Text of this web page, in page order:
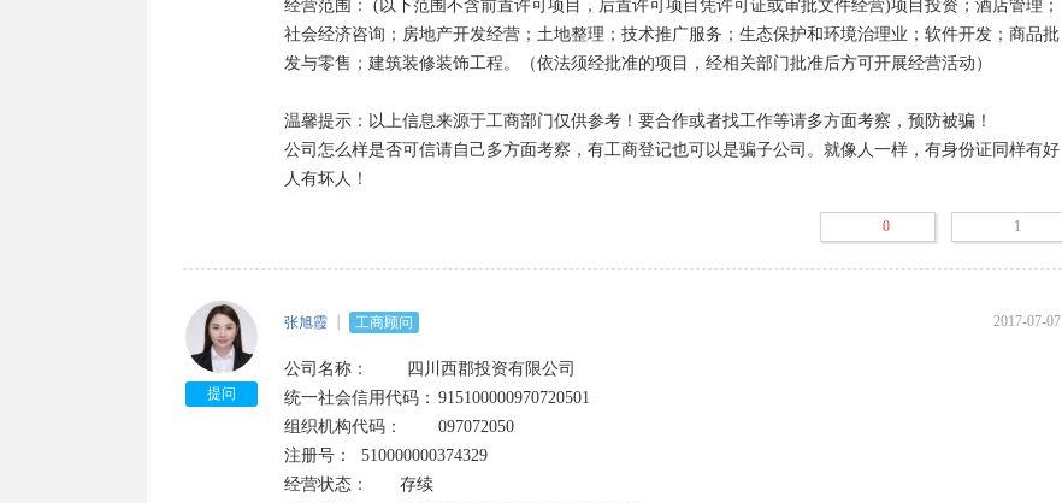
经营范围： (以下范围不含前置许可项目，后置许可项目凭许可证或审批文件经营)项目投资；酒店管理；
社会经济咨询；房地产开发经营；土地整理；技术推广服务；生态保护和环境治理业；软件开发；商品批
发与零售；建筑装修装饰工程。（依法须经批准的项目，经相关部门批准后方可开展经营活动）
温馨提示：以上信息来源于工商部门仅供参考！要合作或者找工作等请多方面考察，预防被骗！
公司怎么样是否可信请自己多方面考察，有工商登记也可以是骗子公司。就像人一样，有身份证同样有好
人有坏人！
0 1
提问
张旭霞 工商顾问 2017-07-07
公司名称：        四川西郡投资有限公司
统一社会信用代码：	915100000970720501
组织机构代码：	097072050
注册号：	510000000374329
经营状态：	存续